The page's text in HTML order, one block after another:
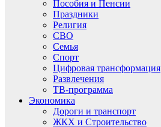
Пособия и Пенсии
Праздники
Религия
СВО
Семья
Спорт
Цифровая трансформация
Развлечения
ТВ-программа
Экономика
Дороги и транспорт
ЖКХ и Строительство